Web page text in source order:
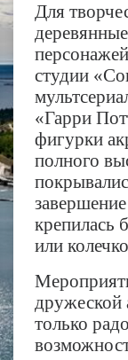
Для
студии
«Гарри
фигурки
полного
крепилась
или
дружеской
только